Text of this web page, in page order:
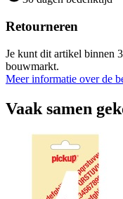
Retourneren
Je kunt dit artikel binnen
bouwmarkt.
Meer informatie over de
Vaak samen